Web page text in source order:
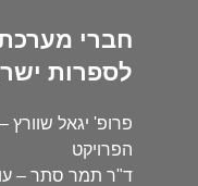
חברי
לספרות
פרופ' יגאל שוורץ
הפרויקט
ד"ר תמר סתר –